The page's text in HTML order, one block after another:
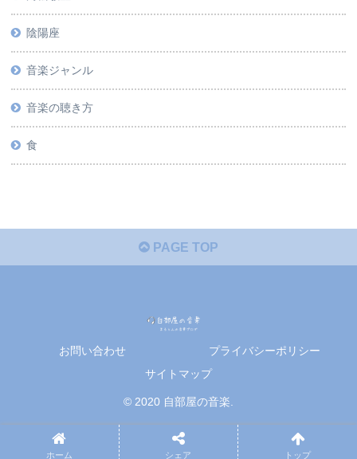
陰陽座
音楽ジャンル
音楽の聴き方
食
PAGE TOP
お問い合わせ
プライバシーポリシー
サイトマップ
© 2020 自部屋の音楽.
ホーム シェア トップ